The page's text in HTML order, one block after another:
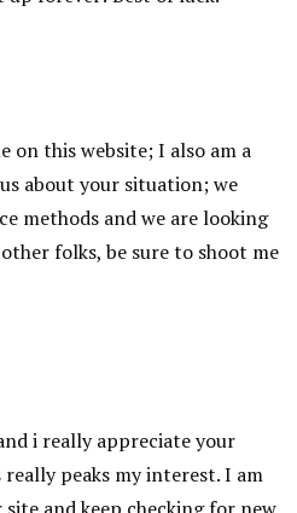
on this website; I also am a
about your situation; we
methods and we are looking
folks, be sure to shoot me
i really appreciate your
peaks my interest. I am